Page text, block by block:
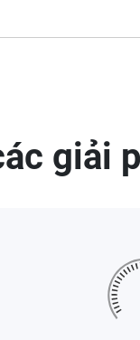
giải